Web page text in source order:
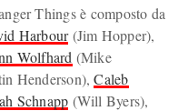
Things è composto da
Harbour(Jim Hopper),
Wolfhard (Mike
Henderson),Caleb
Schnapp (Will Byers),